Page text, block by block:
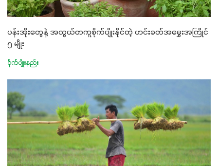
ပန်းအိုးတွေနဲ့ အလွယ်တကူစိုက်ပျိုးနိုင်တဲ့ ဟင်းခတ်အမွှေးအကြိုင်
၅ မျိုး
စိုက်ပျိုးနည်း